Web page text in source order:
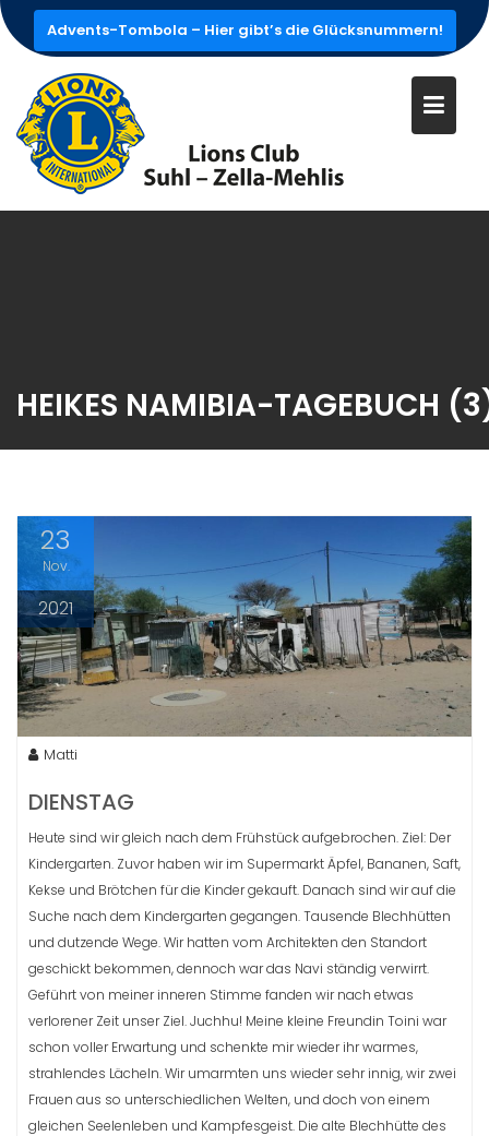
Skip
to
Advents-Tombola – Hier gibt’s die Glücksnummern!
HEIKES NAMIBIA-TAGEBUCH
23
Nov.
2021
Matti
DIENSTAG
Heute sind wir gleich nach dem Frühstück aufgebrochen. Ziel: Der
Kindergarten. Zuvor haben wir im Supermarkt Äpfel, Bananen, Saft,
Kekse und Brötchen für die Kinder gekauft. Danach sind wir auf die
Suche nach dem Kindergarten gegangen. Tausende Blechhütten
und dutzende Wege. Wir hatten vom Architekten den Standort
geschickt bekommen, dennoch war das Navi ständig verwirrt.
Geführt von meiner inneren Stimme fanden wir nach etwas
verlorener Zeit unser Ziel. Juchhu! Meine kleine Freundin Toini war
schon voller Erwartung und schenkte mir wieder ihr warmes,
strahlendes Lächeln. Wir umarmten uns wieder sehr innig, wir zwei
Frauen aus so unterschiedlichen Welten, und doch von einem
gleichen Seelenleben und Kampfesgeist. Die alte Blechhütte des